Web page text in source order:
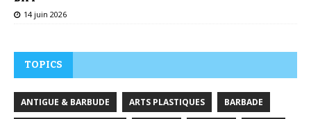
14 juin 2026
TOPICS
ANTIGUE & BARBUDE ARTS PLASTIQUES BARBADE